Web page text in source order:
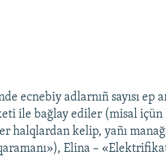
ecnebiy adlarnıñ sayısı ep
ile bağlay ediler (misal içün
halqlardan kelip, yañı
Elina –